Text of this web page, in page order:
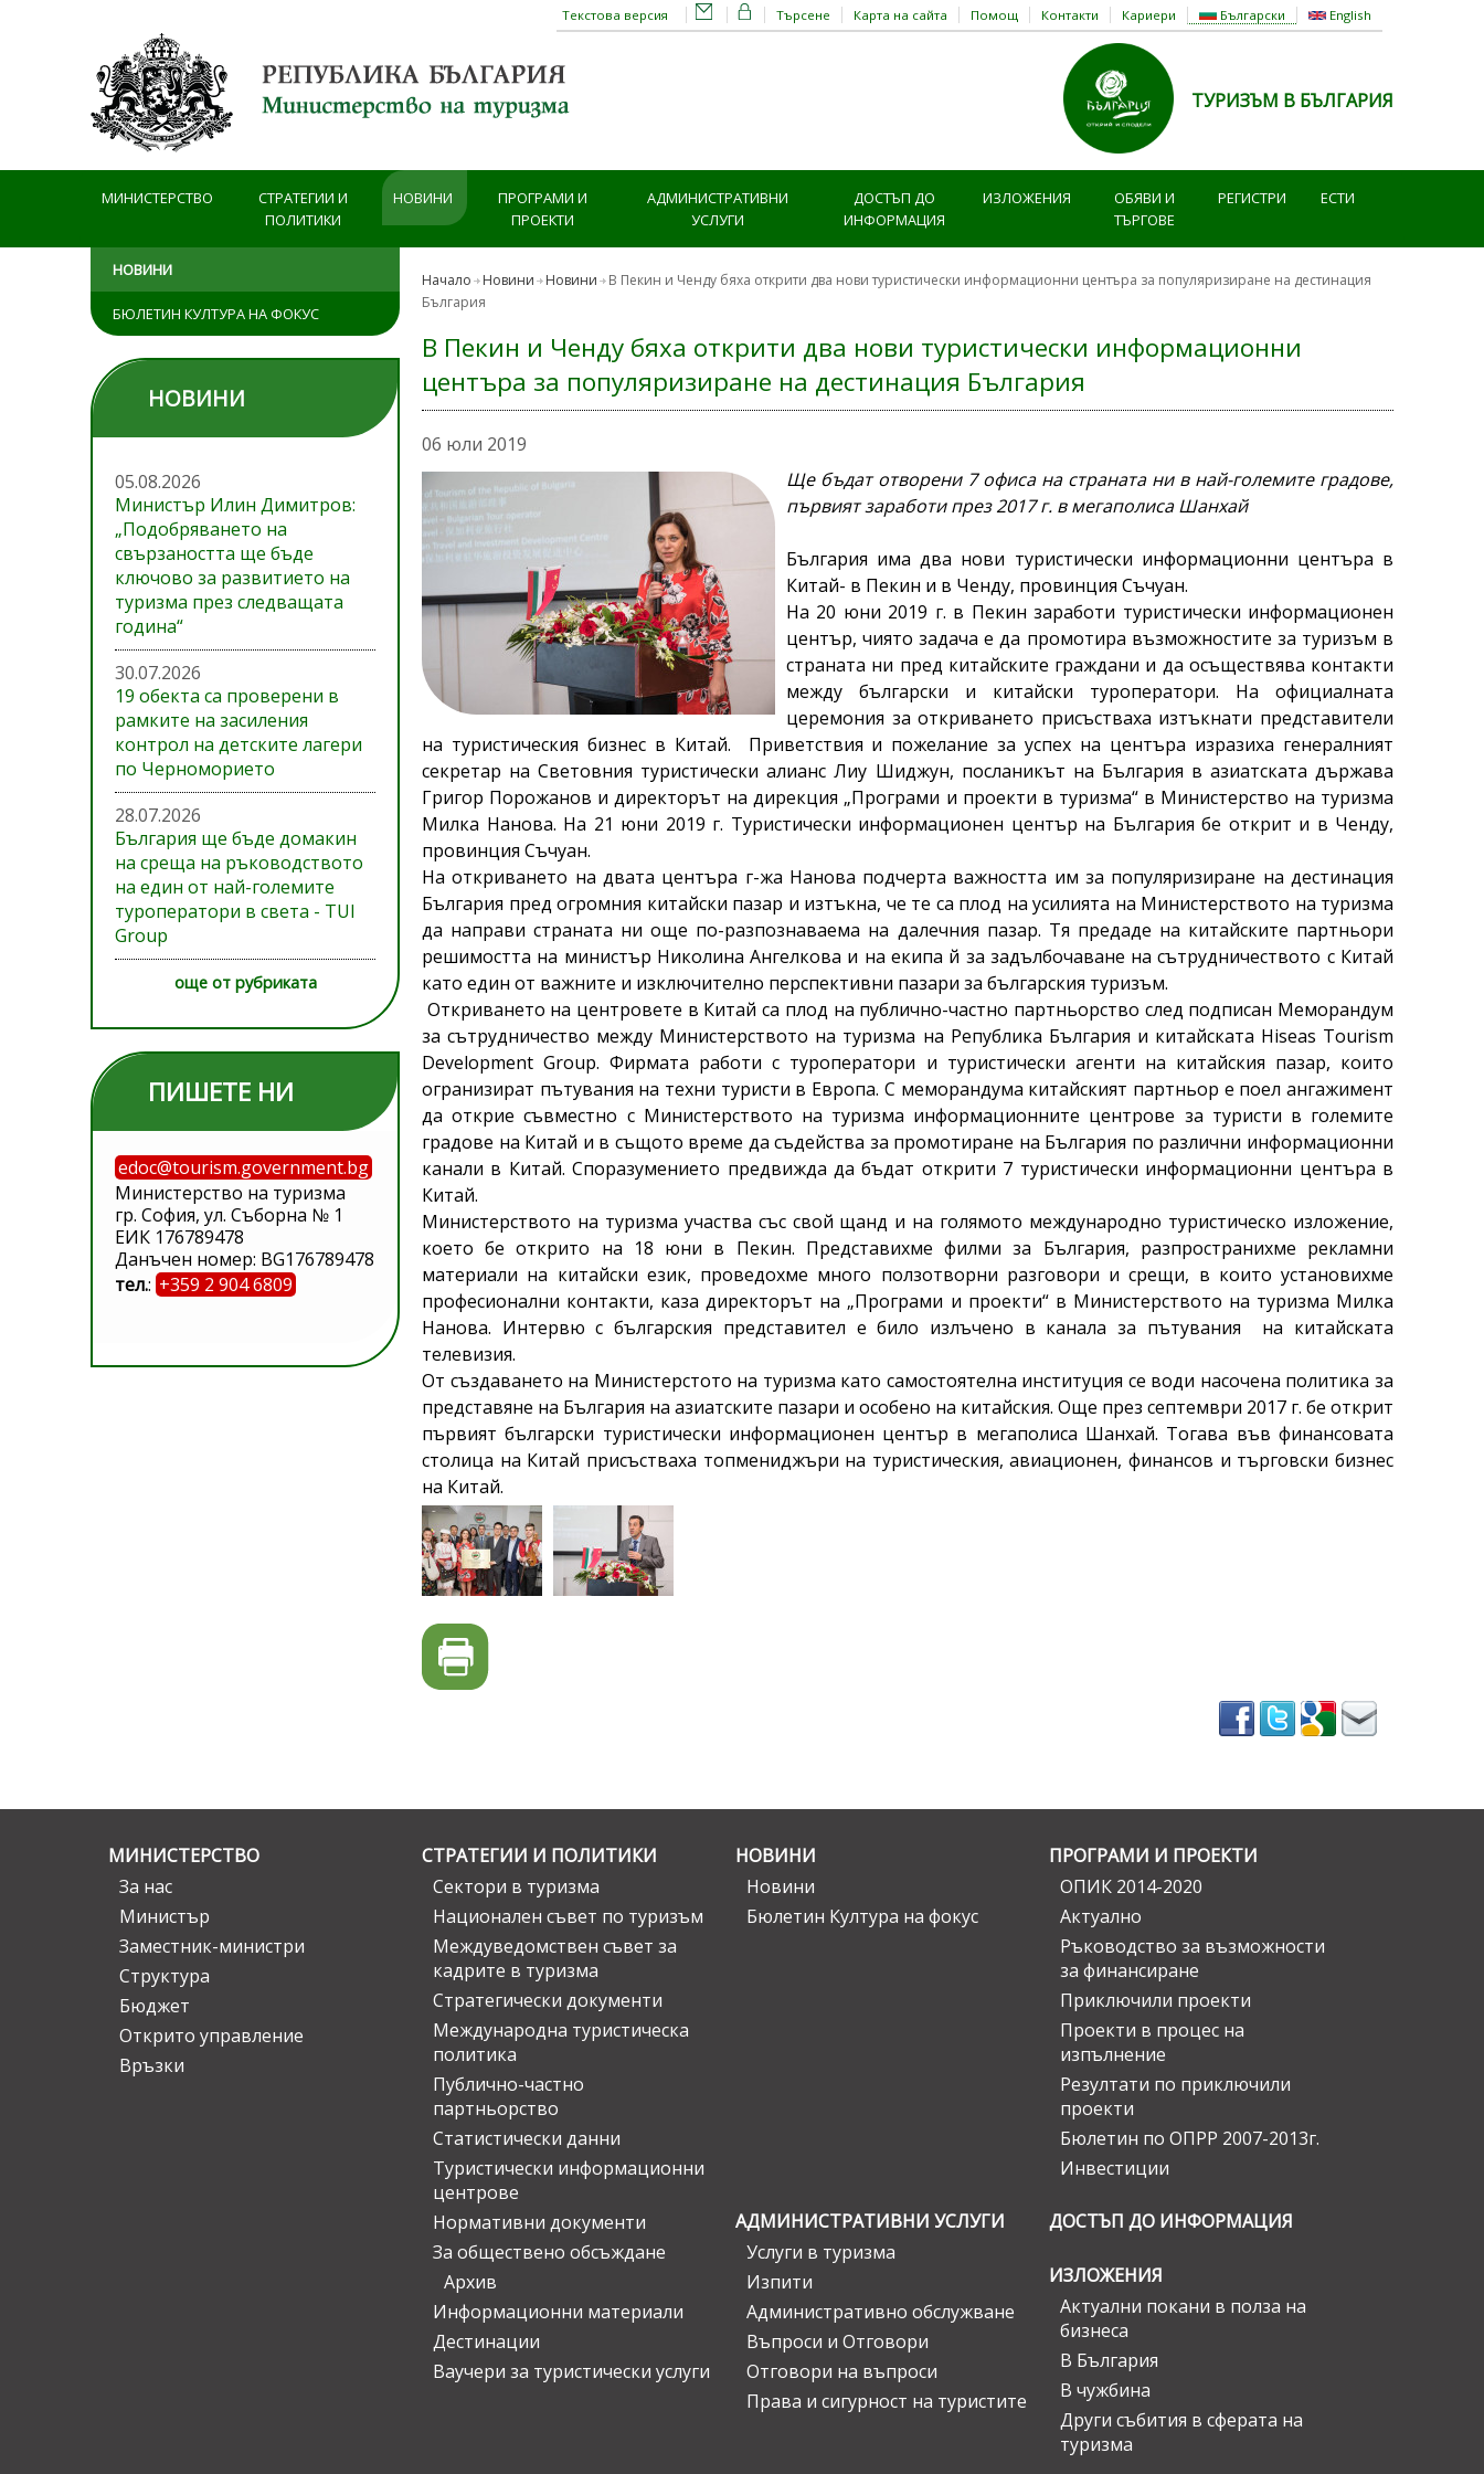
Български English
Търсене Карта на сайта Помощ Контакти Кариери
Текстова версия
ТУРИЗЪМ В БЪЛГАРИЯ
МИНИСТЕРСТВО
СТРАТЕГИИ И
ПОЛИТИКИ
НОВИНИ
ПРОГРАМИ И
ПРОЕКТИ
АДМИНИСТРАТИВНИ
УСЛУГИ
ДОСТЪП ДО
ИНФОРМАЦИЯ
ИЗЛОЖЕНИЯ
ОБЯВИ И
ТЪРГОВЕ
РЕГИСТРИ ЕСТИ
НОВИНИ
БЮЛЕТИН КУЛТУРА НА ФОКУС
НОВИНИ
05.08.2026
Министър Илин Димитров:
„Подобряването на
свързаността ще бъде
ключово за развитието на
туризма през следващата
година“
30.07.2026
19 обекта са проверени в
рамките на засиления
контрол на детските лагери
по Черноморието
28.07.2026
България ще бъде домакин
на среща на ръководството
на един от най-големите
туроператори в света - TUI
Group
още от рубриката
ПИШЕТЕ НИ
edoc@tourism.government.bg
Министерство на туризма
гр. София, ул. Съборна № 1
ЕИК 176789478
Данъчен номер: BG176789478
тел.: +359 2 904 6809
Начало Новини Новини
В Пекин и Ченду бяха открити два нови туристически информационни центъра за популяризиране на дестинация
България
В Пекин и Ченду бяха открити два нови туристически информационни
центъра за популяризиране на дестинация България
06 юли 2019
Ще бъдат отворени 7 офиса на страната ни в най-големите градове,
първият заработи през 2017 г. в мегаполиса Шанхай
България има два нови туристически информационни центъра в
Китай- в Пекин и в Ченду, провинция Съчуан.
На 20 юни 2019 г. в Пекин заработи туристически информационен
център, чиято задача е да промотира възможностите за туризъм в
страната ни пред китайските граждани и да осъществява контакти
между български и китайски туроператори. На официалната
церемония за откриването присъстваха изтъкнати представители
на туристическия бизнес в Китай. Приветствия и пожелание за успех на центъра изразиха генералният
секретар на Световния туристически алианс Лиу Шиджун, посланикът на България в азиатската държава
Григор Порожанов и директорът на дирекция „Програми и проекти в туризма“ в Министерство на туризма
Милка Нанова. На 21 юни 2019 г. Туристически информационен център на България бе открит и в Чeнду,
провинция Съчуан.
На откриването на двата центъра г-жа Нанова подчерта важността им за популяризиране на дестинация
България пред огромния китайски пазар и изтъкна, че те са плод на усилията на Министерството на туризма
да направи страната ни още по-разпознаваема на далечния пазар. Тя предаде на китайските партньори
решимостта на министър Николина Ангелкова и на екипа й за задълбочаване на сътрудничеството с Китай
като един от важните и изключително перспективни пазари за българския туризъм.
Откриването на центровете в Китай са плод на публично-частно партньорство след подписан Меморандум
за сътрудничество между Министерството на туризма на Република България и китайската Hiseas Tourism
Development Group. Фирмата работи с туроператори и туристически агенти на китайския пазар, които
огранизират пътувания на техни туристи в Европа. С меморандума китайският партньор е поел ангажимент
да открие съвместно с Министерството на туризма информационните центрове за туристи в големите
градове на Китай и в същото време да съдейства за промотиране на България по различни информационни
канали в Китай. Споразумението предвижда да бъдат открити 7 туристически информационни центъра в
Китай.
Министерството на туризма участва със свой щанд и на голямото международно туристическо изложение,
което бе открито на 18 юни в Пекин. Представихме филми за България, разпространихме рекламни
материали на китайски език, проведохме много ползотворни разговори и срещи, в които установихме
професионални контакти, каза директорът на „Програми и проекти“ в Министерството на туризма Милка
Нанова. Интервю с българския представител е било излъчено в канала за пътувания на китайската
телевизия.
От създаването на Министерстото на туризма като самостоятелна институция се води насочена политика за
представяне на България на азиатските пазари и особено на китайския. Още през септември 2017 г. бе открит
първият български туристически информационен център в мегаполиса Шанхай. Тогава във финансовата
столица на Китай присъстваха топмениджъри на туристическия, авиационен, финансов и търговски бизнес
на Китай.
МИНИСТЕРСТВО
За нас
Министър
Заместник-министри
Структура
Бюджет
Открито управление
Връзки
СТРАТЕГИИ И ПОЛИТИКИ
Сектори в туризма
Национален съвет по туризъм
Междуведомствен съвет за
кадрите в туризма
Стратегически документи
Международна туристическа
политика
Публично-частно
партньорство
Статистически данни
Туристически информационни
центрове
Нормативни документи
За обществено обсъждане
Архив
Информационни материали
Дестинации
Ваучери за туристически услуги
НОВИНИ
Новини
Бюлетин Култура на фокус
ПРОГРАМИ И ПРОЕКТИ
ОПИК 2014-2020
Актуално
Ръководство за възможности
за финансиране
Приключили проекти
Проекти в процес на
изпълнение
Резултати по приключили
проекти
Бюлетин по ОПРР 2007-2013г.
Инвестиции
АДМИНИСТРАТИВНИ УСЛУГИ
Услуги в туризма
Изпити
Административно обслужване
Въпроси и Отговори
Отговори на въпроси
Права и сигурност на туристите
ДОСТЪП ДО ИНФОРМАЦИЯ
ИЗЛОЖЕНИЯ
Актуални покани в полза на
бизнеса
В България
В чужбина
Други събития в сферата на
туризма